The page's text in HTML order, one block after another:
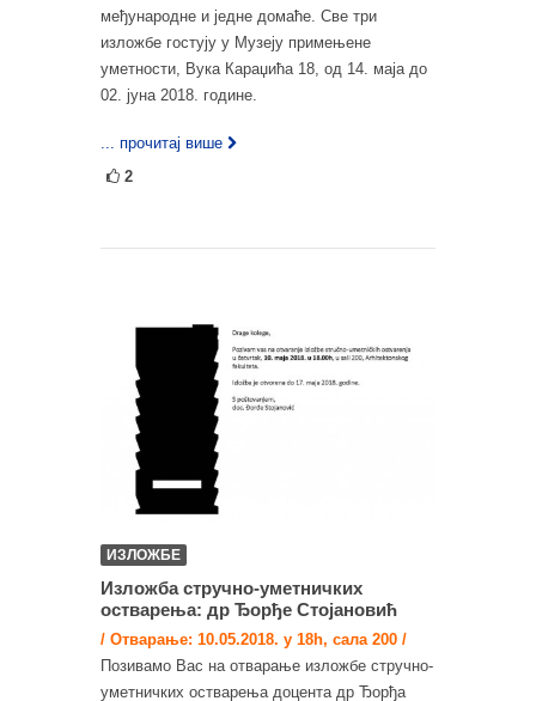
међународне и једне домаће. Све три
изложбе гостују у Музеју примењене
уметности, Вука Караџића 18, од 14. маја до
02. јуна 2018. године.
... прочитај више
2
ИЗЛОЖБЕ
Изложба стручно-уметничких
остварења: др Ђорђе Стојановић
/ Отварање: 10.05.2018. у 18h, сала 200 /
Позивамо Вас на отварање изложбе стручно-
уметничких остварења доцента др Ђорђа